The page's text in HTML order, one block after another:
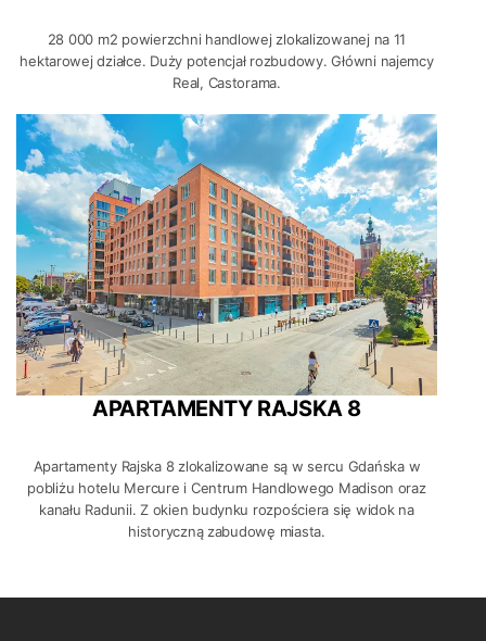
28 000 m2 powierzchni handlowej zlokalizowanej na 11
hektarowej działce. Duży potencjał rozbudowy. Główni najemcy
Real, Castorama.
APARTAMENTY RAJSKA 8
Apartamenty Rajska 8 zlokalizowane są w sercu Gdańska w
pobliżu hotelu Mercure i Centrum Handlowego Madison oraz
kanału Radunii. Z okien budynku rozpościera się widok na
historyczną zabudowę miasta.